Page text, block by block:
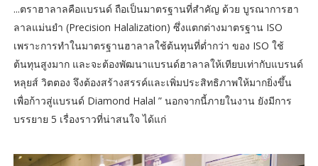
...ตราฮาลาลคือแบรนด์ ถือเป็นมาตรฐานที่สำคัญ ด้วย บูรณาการฮา
ลาลแม่นยำ (Precision Halalization) ซึ่งแตกต่างมาตรฐาน ISO
เพราะการทำในมาตรฐานฮาลาลใช้ต้นทุนที่ต่ำกว่า ของ ISO ใช้
ต้นทุนสูงมาก และจะต้องพัฒนาแบรนด์ฮาลาลให้เทียบเท่ากับแบรนด์
หลุยส์ วิตตอง จึงต้องสร้างสรรค์และเพิ่มประสิทธิภาพให้มากยิ่งขึ้น
เพื่อก้าวสู่แบรนด์ Diamond Halal ” นอกจากนี้ภายในงาน ยังมีการ
บรรยาย 5 เรื่องราวที่น่าสนใจ ได้แก่